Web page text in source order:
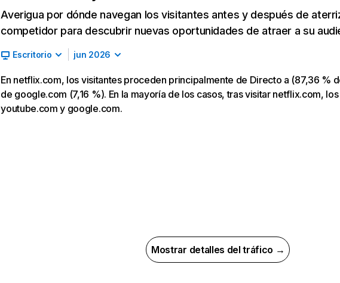
Averigua por dónde navegan los visitantes antes y después de
competidor para descubrir nuevas oportunidades de atraer a su
Escritorio jun 2026
En netflix.com, los visitantes proceden principalmente de Directo a (87,36 %
de google.com (7,16 %). En la mayoría de los casos, tras visitar netflix.com,
youtube.com y google.com.
Mostrar detalles del tráfico →